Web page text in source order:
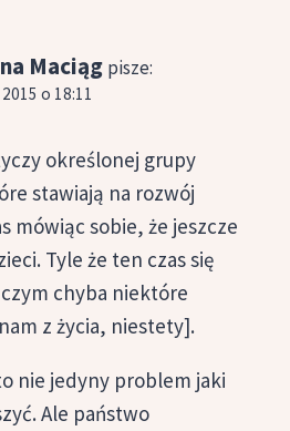
Maciąg pisze:
o 18:11
określonej grupy
stawiają na rozwój
mówiąc sobie, że jeszcze
Tyle że ten czas się
chyba niektóre
z życia, niestety].
nie jedyny problem jaki
Ale państwo